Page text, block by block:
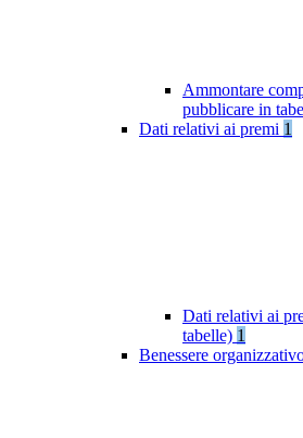
Ammontare
pubblicare in
Dati relativi ai premi 1
Dati relativi ai
tabelle) 1
Benessere